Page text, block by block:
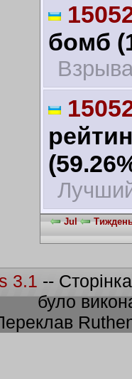
бомб
Jul
3.1 --
було